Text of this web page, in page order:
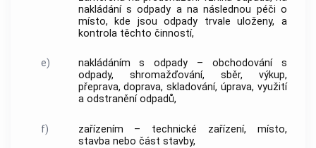
nakládání s odpady a na následnou péči o
místo, kde jsou odpady trvale uloženy, a
kontrola těchto činností,
e) nakládáním s odpady – obchodování s
odpady, shromažďování, sběr, výkup,
přeprava, doprava, skladování, úprava, využití
a odstranění odpadů,
f) zařízením – technické zařízení, místo,
stavba nebo část stavby,